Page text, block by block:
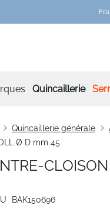
Quincaillerie
Quincaillerie générale
Ø D mm 45
BAK150696